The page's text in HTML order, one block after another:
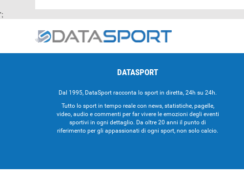
';
DATASPORT
Dal 1995, DataSport racconta lo sport in diretta, 24h su 24h.
Tutto lo sport in tempo reale con news, statistiche, pagelle,
video, audio e commenti per far vivere le emozioni degli eventi
sportivi in ogni dettaglio. Da oltre 20 anni il punto di
riferimento per gli appassionati di ogni sport, non solo calcio.